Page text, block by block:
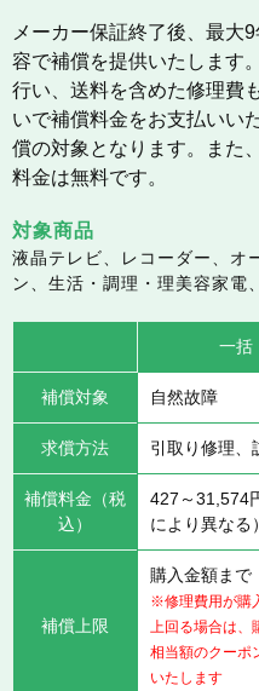
メーカー保証終了後、最大
容で補償を提供いたします
行い、送料を含めた修理費
いで補償料金をお支払いい
償の対象となります。また
料金は無料です。
対象商品
液晶テレビ、レコーダー、オ
ン、生活・調理・理美容家電
一括
補償対象 自然故障
求償方法 引取り修理、
補償料金（税
込）
427～31,574
により異なる）
補償上限
購入金額まで
※修理費用が購
上回る場合は、
相当額のクーポ
いたします